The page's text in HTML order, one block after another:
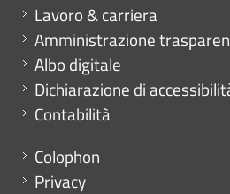
Mini menu di servizio
Lavoro & carriera
Amministrazione
Albo digitale
Dichiarazione di
Contabilità
Menu footer
Colophon
Privacy